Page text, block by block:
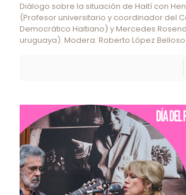
Diálogo sobre la situación de Haití con
(Profesor universitario y coordinador del
Democrático Haitiano) y Mercedes
uruguaya). Modera: Roberto López Belloso